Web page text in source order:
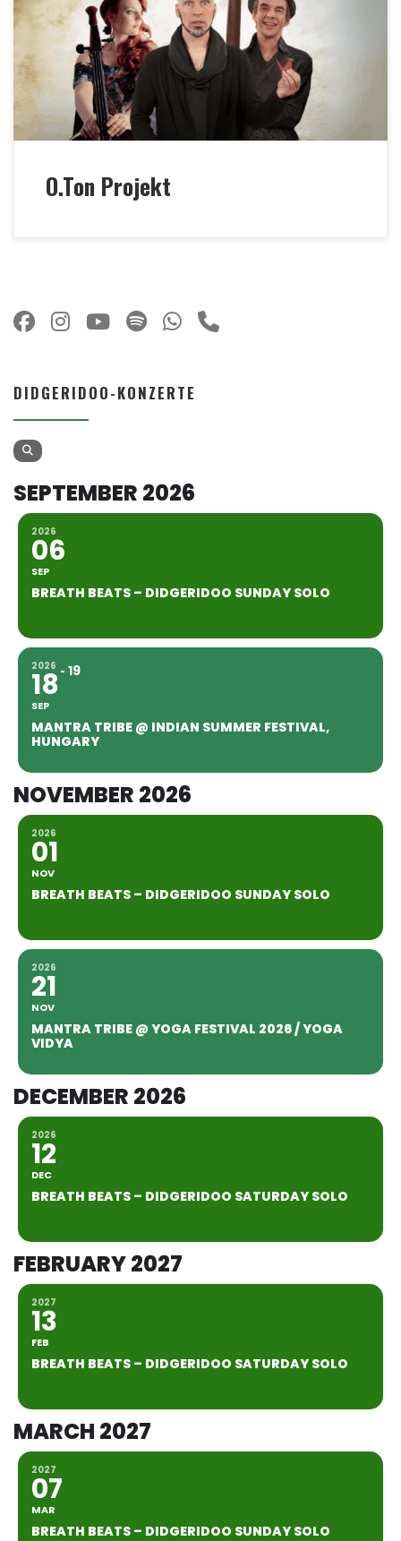
und fantasievollen Weg gefunden, aus dem
scheinbar beschränkten Tonumfang der
Obertonreihe eine ganze musikalische Welt zu
zaubern. Verwoben mit den Klängen seiner
klassischen Gitarre entsteht eine wunderbare […]
O.Ton Projekt
DIDGERIDOO-KONZERTE
SEPTEMBER 2026
2026
06
SEP
BREATH BEATS – DIDGERIDOO SUNDAY SOLO
2026
18
SEP
19
MANTRA TRIBE @ INDIAN SUMMER FESTIVAL,
HUNGARY
NOVEMBER 2026
2026
01
NOV
BREATH BEATS – DIDGERIDOO SUNDAY SOLO
2026
21
NOV
MANTRA TRIBE @ YOGA FESTIVAL 2026 / YOGA
VIDYA
DECEMBER 2026
2026
12
DEC
BREATH BEATS – DIDGERIDOO SATURDAY SOLO
FEBRUARY 2027
2027
13
FEB
BREATH BEATS – DIDGERIDOO SATURDAY SOLO
MARCH 2027
2027
07
MAR
BREATH BEATS – DIDGERIDOO SUNDAY SOLO